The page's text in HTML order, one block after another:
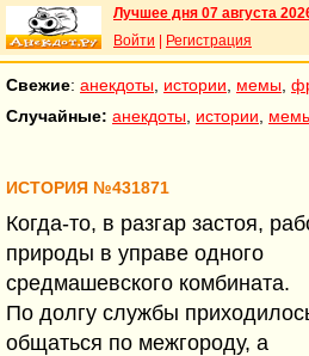
Лучшее дня 07 августа
Войти
Регистрация
Свежие: анекдоты истории мемы
Случайные: анекдоты истории
ИСТОРИЯ №431871
Когда-то, в разгар застоя,
природы в управе одного
средмашевского комбината.
По долгу службы
общаться по межгороду, а